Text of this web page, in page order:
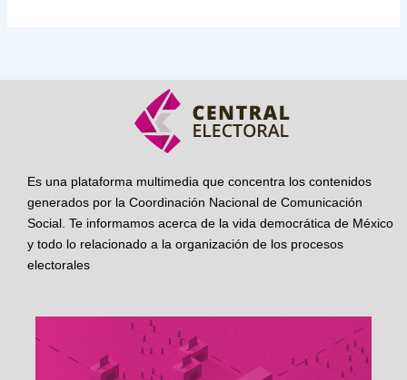
Es una plataforma multimedia que concentra los contenidos
generados por la Coordinación Nacional de Comunicación
Social. Te informamos acerca de la vida democrática de México
y todo lo relacionado a la organización de los procesos
electorales